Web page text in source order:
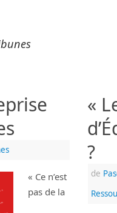
« Ce n’est
pas de la
«
?
de